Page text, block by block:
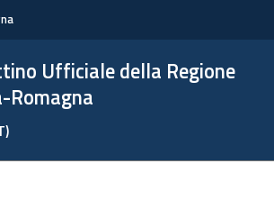
Ufficiale della Regione
Romagna